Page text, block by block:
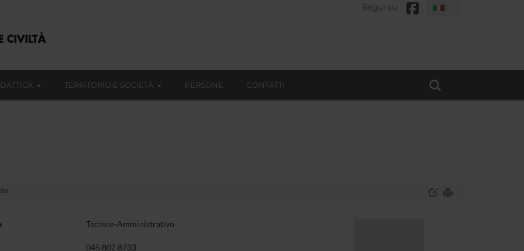
Segui su
TERRITORIO E SOCIETÀ PERSONE CONTATTI
Tecnico-Amministrativo
045 802 8733